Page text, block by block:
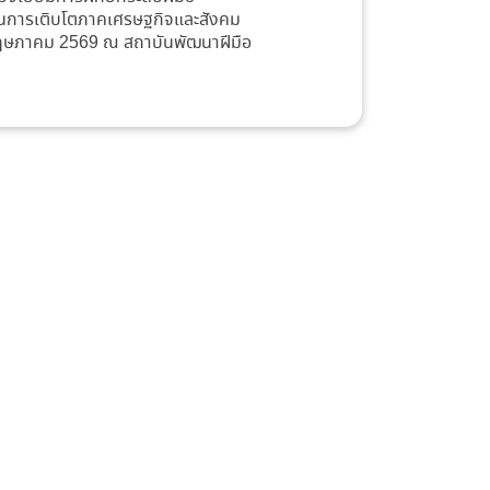
รเติบโตภาคเศรษฐกิจและสังคม
ฤษภาคม 2569 ณ สถาบันพัฒนาฝีมือ